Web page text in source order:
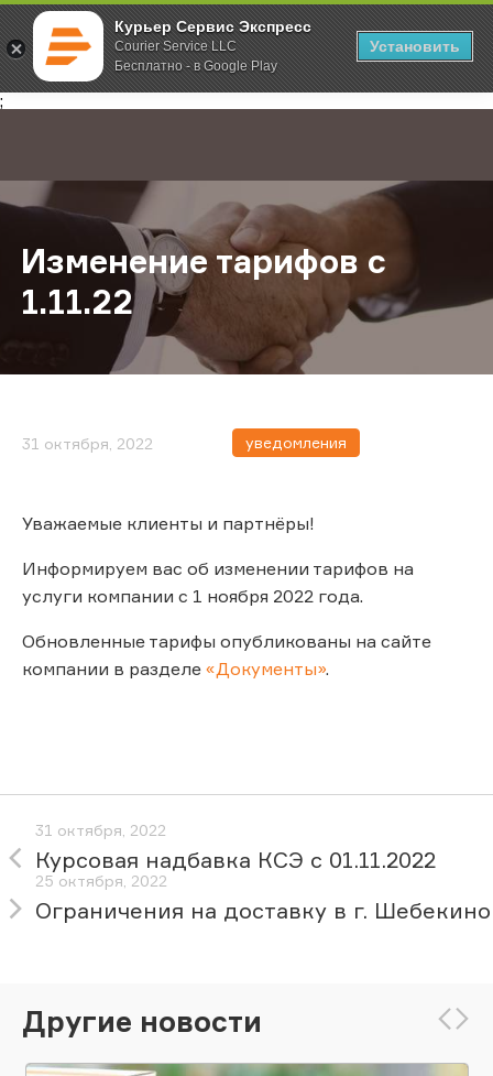
Курьер Сервис Экспресс
Courier Service LLC
Бесплатно - в Google Play
Установить
;
Главная О компании Новости Изменение тарифов с 1.11.22
Изменение тарифов с
1.11.22
31 октября, 2022 уведомления
Уважаемые клиенты и партнёры!
Информируем вас об изменении тарифов на
услуги компании с 1 ноября 2022 года.
Обновленные тарифы опубликованы на сайте
компании в разделе «Документы».
31 октября, 2022
Курсовая надбавка КСЭ с 01.11.2022
25 октября, 2022
Ограничения на доставку в г. Шебекино
Другие новости